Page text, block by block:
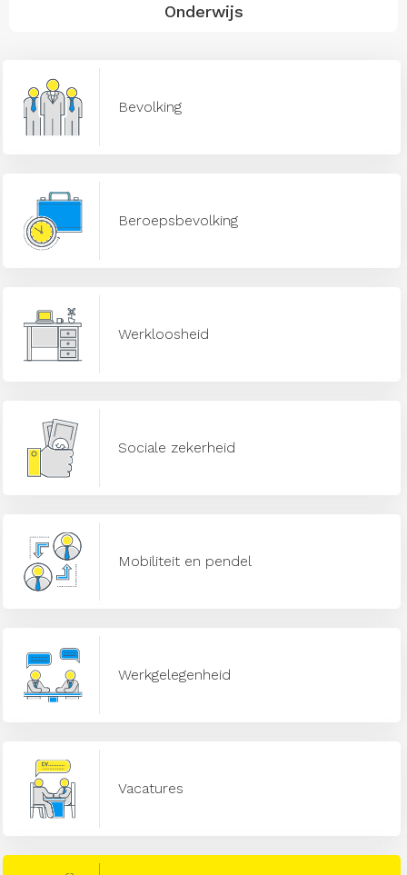
Onderwijs
Bevolking
Beroepsbevolking
Werkloosheid
Sociale zekerheid
Mobiliteit en pendel
Werkgelegenheid
Vacatures